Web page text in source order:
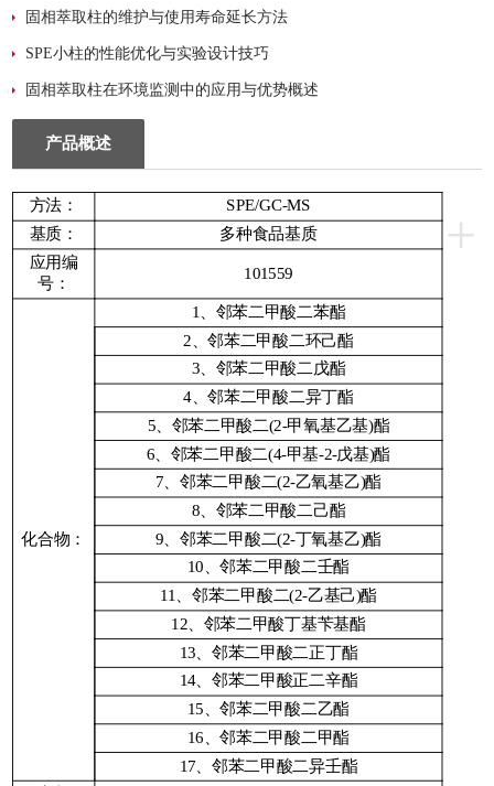
固相萃取柱的维护与使用寿命延长方法
SPE小柱的性能优化与实验设计技巧
固相萃取柱在环境监测中的应用与优势概述
产品概述
+
方法：
SPE/GC-MS
基质：
多种食品基质
应用编
号：
101559
化合物：
1、邻苯二甲酸二苯酯
2、邻苯二甲酸二环己酯
3、邻苯二甲酸二戊酯
4、邻苯二甲酸二异丁酯
5、邻苯二甲酸二(2-甲氧基乙基)酯
6、邻苯二甲酸二(4-甲基-2-戊基)酯
7、邻苯二甲酸二(2-乙氧基乙)酯
8、邻苯二甲酸二己酯
9、邻苯二甲酸二(2-丁氧基乙)酯
10、邻苯二甲酸二壬酯
11、邻苯二甲酸二(2-乙基己)酯
12、邻苯二甲酸丁基苄基酯
13、邻苯二甲酸二正丁酯
14、邻苯二甲酸正二辛酯
15、邻苯二甲酸二乙酯
16、邻苯二甲酸二甲酯
17、邻苯二甲酸二异壬酯